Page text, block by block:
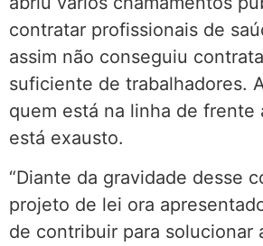
contratar profissionais de
assim não conseguiu
suficiente de trabalhadores.
quem está na linha de frente
está exausto.
“Diante da gravidade desse
projeto de lei ora
de contribuir para solucionar